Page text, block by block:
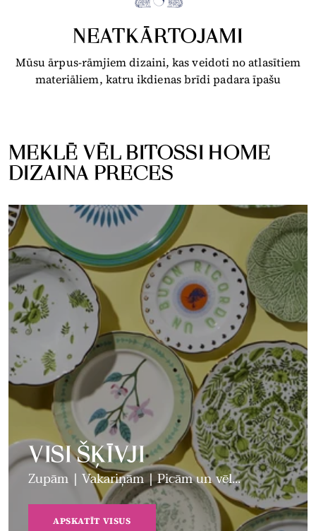
NEATKĀRTOJAMI
Mūsu ārpus-rāmjiem dizaini, kas veidoti no atlasītiem
materiāliem, katru ikdienas brīdi padara īpašu
MEKLĒ VĒL BITOSSI HOME
DIZAINA PRECES
VISI ŠĶĪVJI
Zupām | Vakariņām | Picām un vēl...
APSKATĪT VISUS